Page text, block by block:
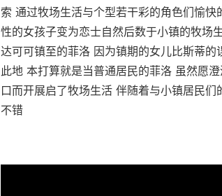
索 通过牧场生活与个型若干彩的角色们愉
性的女孩子变为恋士自然后数于小镇的牧场
达可可镇至的菲洛 因为镇期的女儿比斯蒂
此地 本打算就是当普通居民的菲洛 虽然愿
口而开展启了牧场生活 伴随着与小镇居民
不错